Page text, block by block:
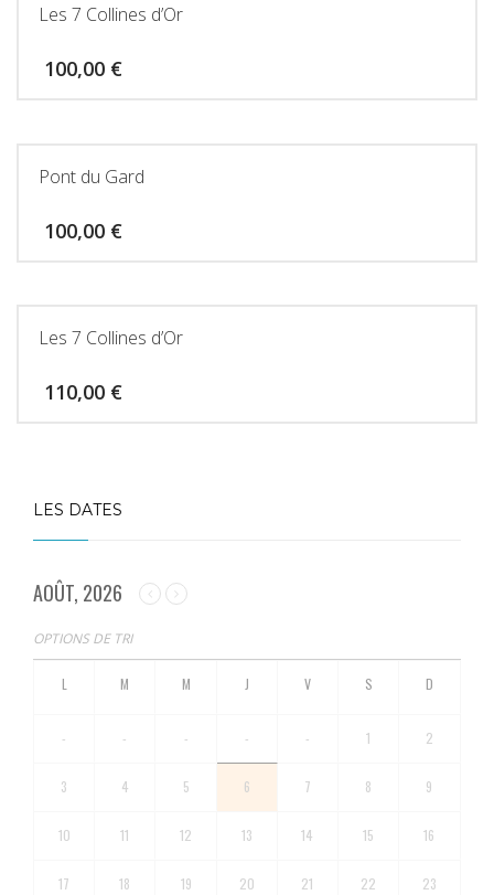
Les 7 Collines d’Or
100,00 €
Pont du Gard
100,00 €
Les 7 Collines d’Or
110,00 €
LES DATES
AOÛT, 2026
OPTIONS DE TRI
- - - - - 1 2
3 4 5 6 7 8 9
10 11 12 13 14 15 16
17 18 19 20 21 22 23